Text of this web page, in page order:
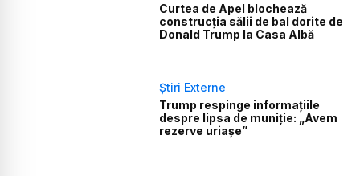
Curtea de Apel blochează
construcția sălii de bal dorite de
Donald Trump la Casa Albă
Știri Externe
Trump respinge informațiile
despre lipsa de muniție: „Avem
rezerve uriașe”